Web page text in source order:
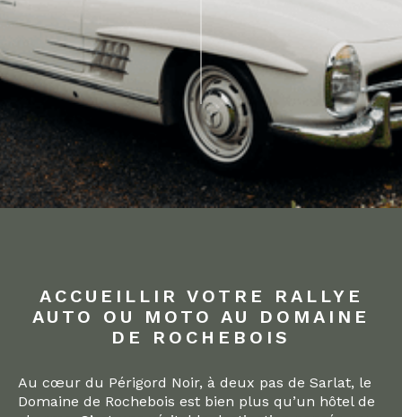
ACCUEILLIR VOTRE RALLYE
AUTO OU MOTO AU DOMAINE
DE ROCHEBOIS
Au cœur du Périgord Noir, à deux pas de Sarlat, le
Domaine de Rochebois est bien plus qu’un hôtel de